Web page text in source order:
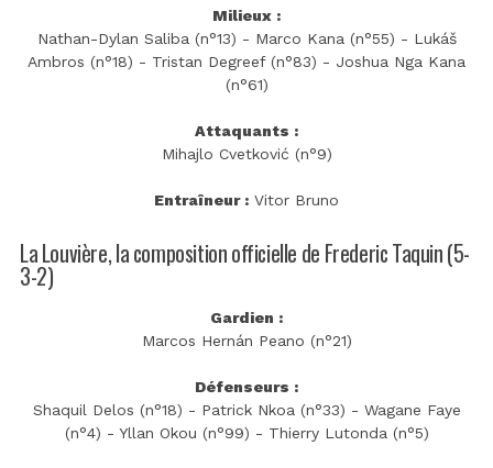
Milieux :
Nathan-Dylan Saliba (n°13) - Marco Kana (n°55) - Lukáš
Ambros (n°18) - Tristan Degreef (n°83) - Joshua Nga Kana
(n°61)
Attaquants :
Mihajlo Cvetković (n°9)
Entraîneur : Vitor Bruno
La Louvière, la composition officielle de Frederic Taquin (5-
3-2)
Gardien :
Marcos Hernán Peano (n°21)
Défenseurs :
Shaquil Delos (n°18) - Patrick Nkoa (n°33) - Wagane Faye
(n°4) - Yllan Okou (n°99) - Thierry Lutonda (n°5)